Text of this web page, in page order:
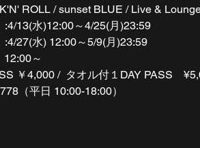
ROLL / sunset BLUE / Live &
13(水)12:00～4/25(月)23:59
27(水) 12:00～5/9(月)23:59
～
￥4,000 /  タオル付１DAY PASS　
（平日 10:00-18:00）